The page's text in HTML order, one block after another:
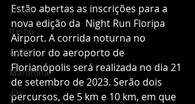
prova
treino
dicas
Maratona
42k
Estão abertas as inscrições para a
nova edição da  Night Run Floripa
Airport. A corrida noturna no
interior do aeroporto de
Florianópolis será realizada no dia 21
de setembro de 2023. Serão dois
percursos, de 5 km e 10 km, em que